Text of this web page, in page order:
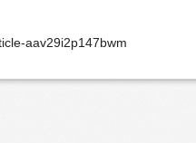
aav29i2p147bwm